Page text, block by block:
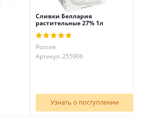
Сливки Беллария
растительные 27% 1л
Россия
Артикул: 255906
Узнать о поступлении